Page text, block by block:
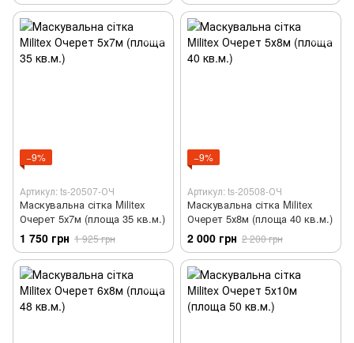
−9%
Артикул: ts-20507-ОЧ
Маскувальна сітка Militex
Очерет 5х7м (площа 35 кв.м.)
1 750 грн 1 925 грн
−9%
Артикул: ts-20508-ОЧ
Маскувальна сітка Militex
Очерет 5х8м (площа 40 кв.м.)
2 000 грн 2 200 грн